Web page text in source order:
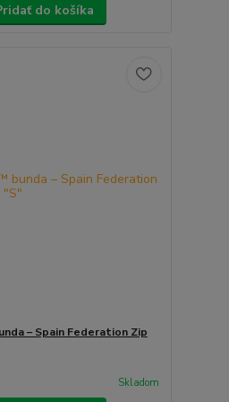
do košíka
– Spain Federation Zip
Skladom